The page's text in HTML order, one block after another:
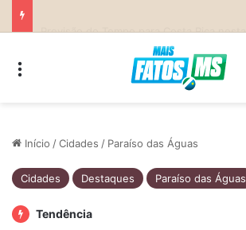
Início /Cidades / Paraíso das Águas
Cidades Destaques Paraíso das Águas
Tendência